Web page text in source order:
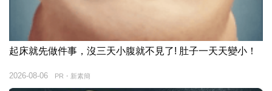
起床就先做件事，沒三天小腹就不見了! 肚子一天天變小！
PR・新素簡
2026-08-06